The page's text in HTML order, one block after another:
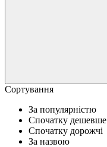
Сортування
За популярністю
Спочатку дешевше
Спочатку дорожчі
За назвою